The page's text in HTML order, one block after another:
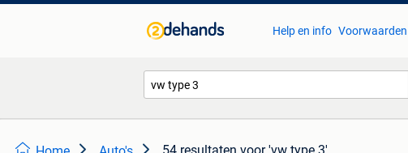
Help en info Voorwaarden